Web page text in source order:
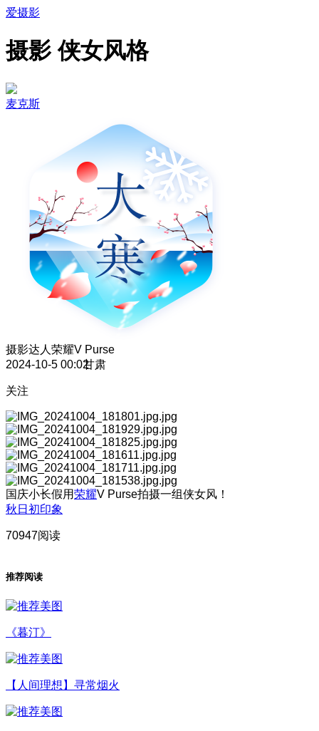
爱摄影
摄影 侠女风格
麦克斯
摄影达人 荣耀V Purse
2024-10-5 00:02甘肃
关注
国庆小长假用荣耀V Purse拍摄一组侠女风！
秋日初印象
70947阅读
推荐阅读
《暮汀》
【人间理想】寻常烟火